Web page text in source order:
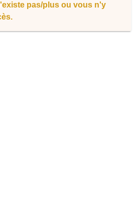
pas/plus ou vous n'y